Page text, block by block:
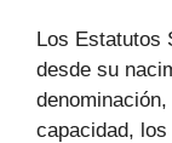
Los Estatutos
desde su
capacidad,